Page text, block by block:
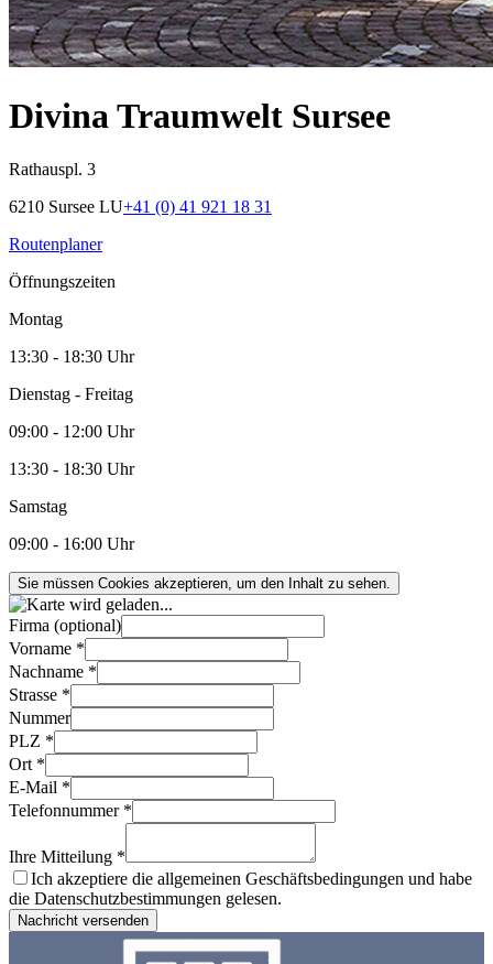
Divina Traumwelt Sursee
Rathauspl. 3
6210 Sursee LU+41 (0) 41 921 18 31
Routenplaner
Öffnungszeiten
Montag
13:30 - 18:30 Uhr
Dienstag - Freitag
09:00 - 12:00 Uhr
13:30 - 18:30 Uhr
Samstag
09:00 - 16:00 Uhr
Sie müssen Cookies akzeptieren, um den Inhalt zu sehen.
Firma (optional)
Vorname *
Nachname *
Strasse *
Nummer
PLZ *
Ort *
E-Mail *
Telefonnummer *
Ihre Mitteilung *
Ich akzeptiere die allgemeinen Geschäftsbedingungen und habe
die Datenschutzbestimmungen gelesen.
Nachricht versenden